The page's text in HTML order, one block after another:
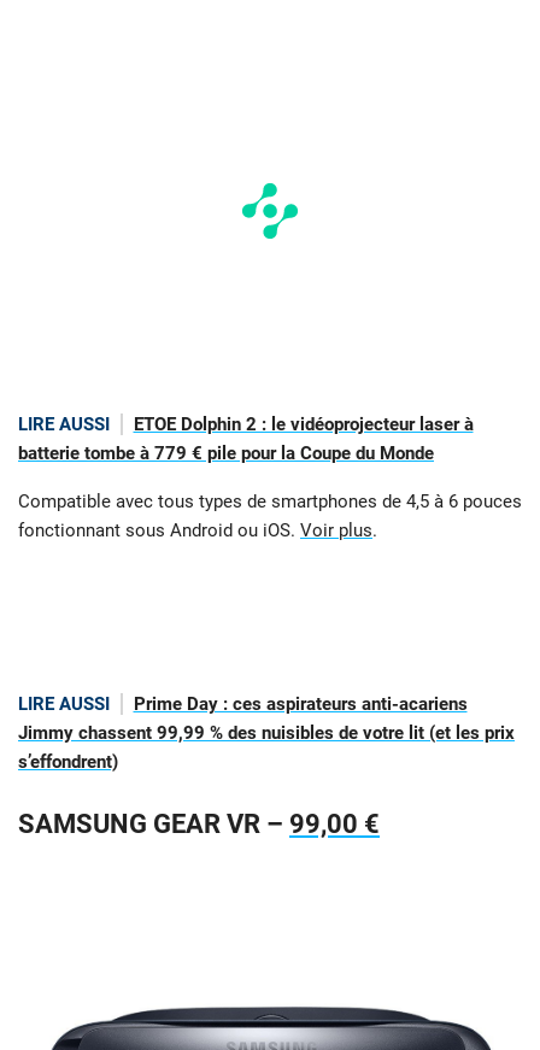
LIRE AUSSI
ETOE Dolphin 2 : le vidéoprojecteur laser à
batterie tombe à 779 € pile pour la Coupe du Monde
Compatible avec tous types de smartphones de 4,5 à 6 pouces
fonctionnant sous Android ou iOS. Voir plus.
LIRE AUSSI
Prime Day : ces aspirateurs anti-acariens
Jimmy chassent 99,99 % des nuisibles de votre lit (et les prix
s’effondrent)
SAMSUNG GEAR VR – 99,00 €